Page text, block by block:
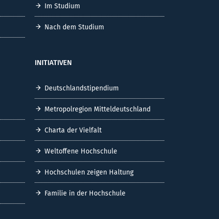
Im Studium
Nach dem Studium
INITIATIVEN
Deutschlandstipendium
Metropolregion Mitteldeutschland
Charta der Vielfalt
Weltoffene Hochschule
Hochschulen zeigen Haltung
Familie in der Hochschule